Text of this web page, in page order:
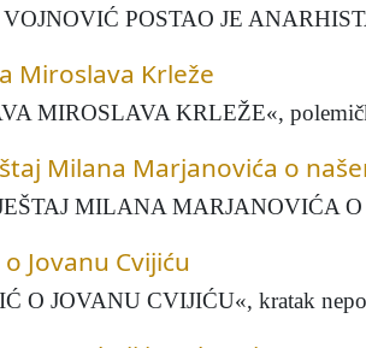
POSTAO JE
Miroslava Krleže
MIROSLAVA KRLEŽE«,
Milana Marjanovića o
MILANA MARJANOVIĆA
o Jovanu Cvijiću
O JOVANU CVIJIĆU«, kratak